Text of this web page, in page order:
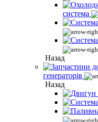
система
Назад
генераторів
Назад